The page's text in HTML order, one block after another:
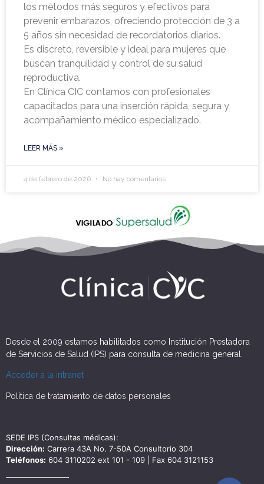
los métodos más seguros y efectivos para
prevenir embarazos, ofreciendo protección de 3 a
5 años sin necesidad de recordatorios diarios.
Es discreto, reversible y ideal para mujeres que
buscan tranquilidad y control de su salud
reproductiva.
En Clínica CIC contamos con profesionales
capacitados para una inserción rápida, segura y
acompañamiento médico especializado.
LEER MÁS »
4 de febrero de 2026 No hay comentarios
Desde el 2009 estamos habilitados como Institución Prestadora
de Servicios de Salud (IPS) para consulta de medicina general.
Acceder a la intranet
Política de tratamiento de datos personales
SEDE IPS (Consultas médicas):
Dirección: Carrera 43A No. 7-50A Consultorio 304
Teléfonos: 604 3110202 ext 101 - 109 | Fax 604 3121153